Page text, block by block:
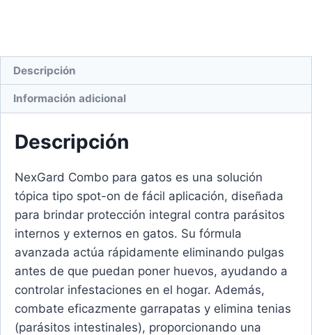
Descripción
Información adicional
Descripción
NexGard Combo para gatos es una solución
tópica tipo spot-on de fácil aplicación, diseñada
para brindar protección integral contra parásitos
internos y externos en gatos. Su fórmula
avanzada actúa rápidamente eliminando pulgas
antes de que puedan poner huevos, ayudando a
controlar infestaciones en el hogar. Además,
combate eficazmente garrapatas y elimina tenias
(parásitos intestinales), proporcionando una